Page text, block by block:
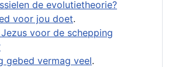
de evolutietheorie?
voor jou doet.
voor de schepping
gebed vermag veel.